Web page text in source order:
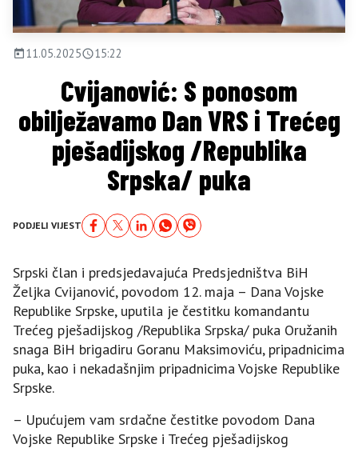
11.05.2025 15:22
Cvijanović: S ponosom
obilježavamo Dan VRS i Trećeg
pješadijskog /Republika
Srpska/ puka
PODJELI VIJEST
Srpski član i predsjedavajuća Predsjedništva BiH
Željka Cvijanović, povodom 12. maja – Dana Vojske
Republike Srpske, uputila je čestitku komandantu
Trećeg pješadijskog /Republika Srpska/ puka Oružanih
snaga BiH brigadiru Goranu Maksimoviću, pripadnicima
puka, kao i nekadašnjim pripadnicima Vojske Republike
Srpske.
– Upućujem vam srdačne čestitke povodom Dana
Vojske Republike Srpske i Trećeg pješadijskog